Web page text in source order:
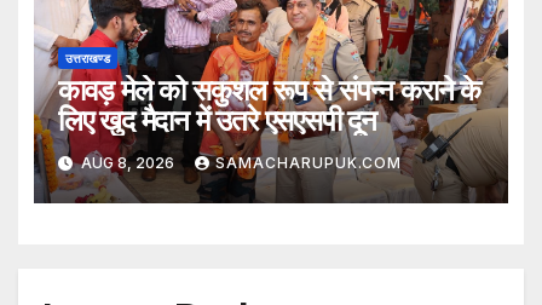
उत्तराखण्ड
कावड़ मेले को सकुशल रूप से संपन्न कराने के
लिए खुद मैदान में उतरे एसएसपी दून
AUG 8, 2026 SAMACHARUPUK.COM